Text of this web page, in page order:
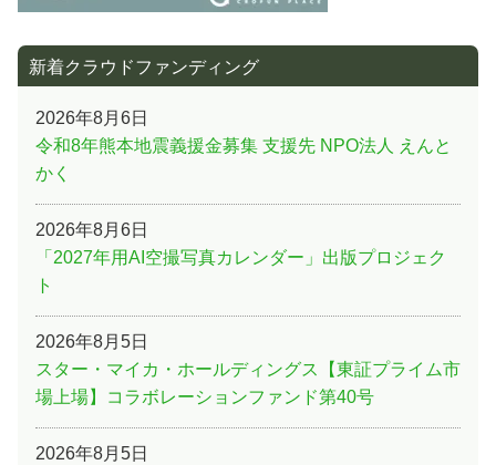
新着クラウドファンディング
2026年8月6日
令和8年熊本地震義援金募集 支援先 NPO法人 えんと
かく
2026年8月6日
「2027年用AI空撮写真カレンダー」出版プロジェク
ト
2026年8月5日
スター・マイカ・ホールディングス【東証プライム市
場上場】コラボレーションファンド第40号
2026年8月5日